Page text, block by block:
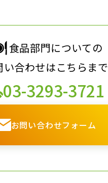
食品部門についての
い合わせはこちらまで
03-3293-3721
お問い合わせフォーム